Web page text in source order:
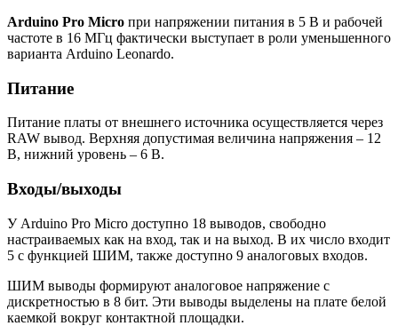
Arduino Pro Micro при напряжении питания в 5 В и рабочей
частоте в 16 MГц фактически выступает в роли уменьшенного
варианта Arduino Leonardo.
Питание
Питание платы от внешнего источника осуществляется через
RAW вывод. Верхняя допустимая величина напряжения – 12
В, нижний уровень – 6 В.
Входы/выходы
У Arduino Pro Micro доступно 18 выводов, свободно
настраиваемых как на вход, так и на выход. В их число входит
5 с функцией ШИМ, также доступно 9 аналоговых входов.
ШИМ выводы формируют аналоговое напряжение с
дискретностью в 8 бит. Эти выводы выделены на плате белой
каемкой вокруг контактной площадки.